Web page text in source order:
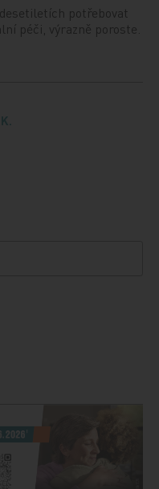
potřebovat
péči, výrazně poroste.